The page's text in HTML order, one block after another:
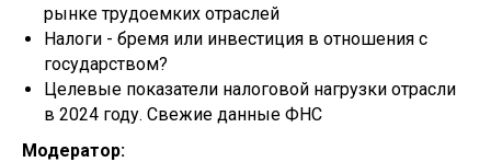
рынке трудоемких отраслей
Налоги - бремя или инвестиция в отношения с
государством?
Целевые показатели налоговой нагрузки отрасли
в 2024 году. Свежие данные ФНС
Модератор: